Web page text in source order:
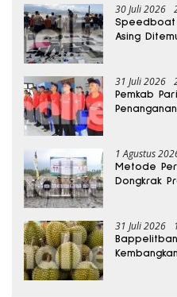
30 Juli 2026
Speedboat
Asing
31 Juli 2026
Pemkab
1 Agustus
Metode
Dongkrak
31 Juli 2026